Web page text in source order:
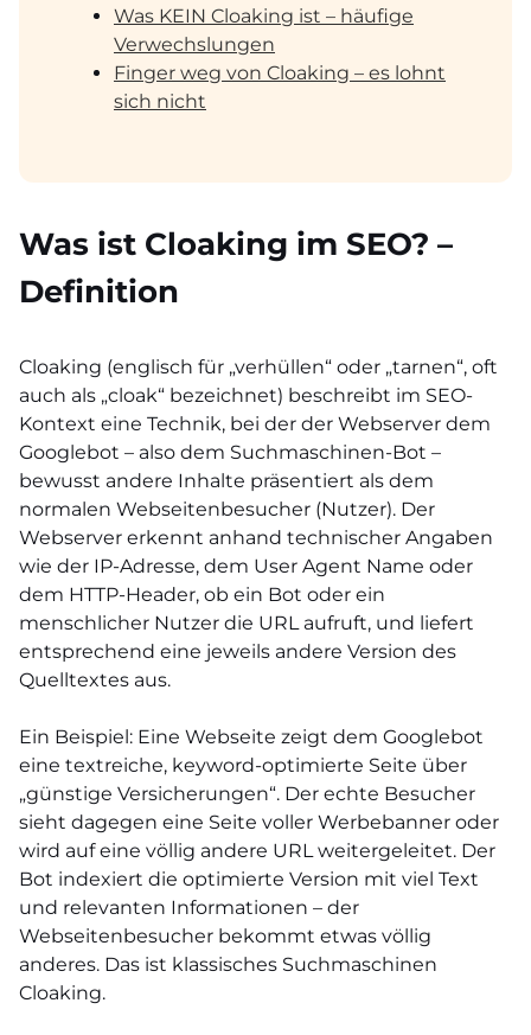
Was KEIN Cloaking ist – häufige
Verwechslungen
Finger weg von Cloaking – es lohnt
sich nicht
Was ist Cloaking im SEO? –
Definition
Cloaking (englisch für „verhüllen“ oder „tarnen“, oft
auch als „cloak“ bezeichnet) beschreibt im SEO-
Kontext eine Technik, bei der der Webserver dem
Googlebot – also dem Suchmaschinen-Bot –
bewusst andere Inhalte präsentiert als dem
normalen Webseitenbesucher (Nutzer). Der
Webserver erkennt anhand technischer Angaben
wie der IP-Adresse, dem User Agent Name oder
dem HTTP-Header, ob ein Bot oder ein
menschlicher Nutzer die URL aufruft, und liefert
entsprechend eine jeweils andere Version des
Quelltextes aus.
Ein Beispiel: Eine Webseite zeigt dem Googlebot
eine textreiche, keyword-optimierte Seite über
„günstige Versicherungen“. Der echte Besucher
sieht dagegen eine Seite voller Werbebanner oder
wird auf eine völlig andere URL weitergeleitet. Der
Bot indexiert die optimierte Version mit viel Text
und relevanten Informationen – der
Webseitenbesucher bekommt etwas völlig
anderes. Das ist klassisches Suchmaschinen
Cloaking.